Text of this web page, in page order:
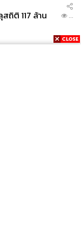
ถิติ 117 ล้าน
...